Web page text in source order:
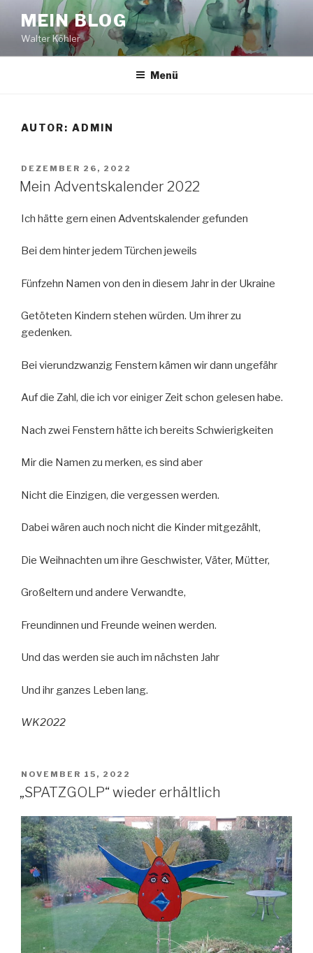
Inhalt
springen
MEIN BLOG
Walter Köhler
Menü
AUTOR: ADMIN
VERÖFFENTLICHT
AM
DEZEMBER 26, 2022
Mein Adventskalender 2022
Ich hätte gern einen Adventskalender gefunden
Bei dem hinter jedem Türchen jeweils
Fünfzehn Namen von den in diesem Jahr in der Ukraine
Getöteten Kindern stehen würden. Um ihrer zu
gedenken.
Bei vierundzwanzig Fenstern kämen wir dann ungefähr
Auf die Zahl, die ich vor einiger Zeit schon gelesen habe.
Nach zwei Fenstern hätte ich bereits Schwierigkeiten
Mir die Namen zu merken, es sind aber
Nicht die Einzigen, die vergessen werden.
Dabei wären auch noch nicht die Kinder mitgezählt,
Die Weihnachten um ihre Geschwister, Väter, Mütter,
Großeltern und andere Verwandte,
Freundinnen und Freunde weinen werden.
Und das werden sie auch im nächsten Jahr
Und ihr ganzes Leben lang.
WK2022
VERÖFFENTLICHT
AM
NOVEMBER 15, 2022
„SPATZGOLP“ wieder erhältlich